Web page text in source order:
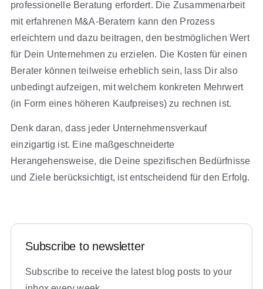
Subscribe to newsletter
Subscribe to receive the latest blog posts to your
professionelle Beratung erfordert. Die Zusammenarbeit
mit erfahrenen M&A-Beratern kann den Prozess
erleichtern und dazu beitragen, den bestmöglichen Wert
für Dein Unternehmen zu erzielen. Die Kosten für einen
Berater können teilweise erheblich sein, lass Dir also
unbedingt aufzeigen, mit welchem konkreten Mehrwert
(in Form eines höheren Kaufpreises) zu rechnen ist.
Denk daran, dass jeder Unternehmensverkauf
einzigartig ist. Eine maßgeschneiderte
Herangehensweise, die Deine spezifischen Bedürfnisse
und Ziele berücksichtigt, ist entscheidend für den Erfolg.